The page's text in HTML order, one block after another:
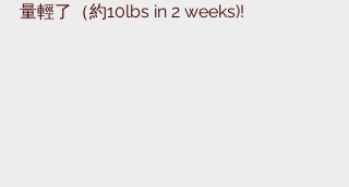
量輕了（約10lbs in 2 weeks)!